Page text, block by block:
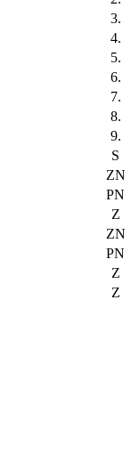
3.
4.
5.
6.
7.
8.
9.
S
ZN
PN
Z
ZN
PN
Z
Z